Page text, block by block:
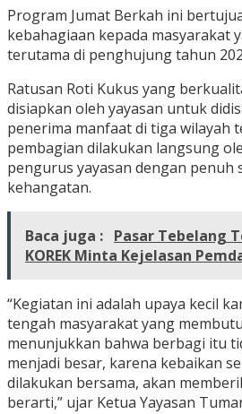
Program Jumat Berkah ini
kebahagiaan kepada masyarakat
terutama di penghujung tahun
Ratusan Roti Kukus yang
disiapkan oleh yayasan untuk
penerima manfaat di tiga wilayah
pembagian dilakukan langsung
pengurus yayasan dengan penuh
kehangatan.
Baca juga : Pasar Tebelang
KOREK Minta Kejelasan
“Kegiatan ini adalah upaya kecil
tengah masyarakat yang
menunjukkan bahwa berbagi itu
menjadi besar, karena kebaikan
dilakukan bersama, akan
berarti,” ujar Ketua Yayasan